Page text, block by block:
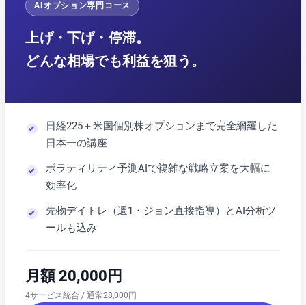
AIオプション専門コース
上げ・下げ・停滞。
どんな相場でも利益を狙う。
日経225＋米国個別株オプションまで完全網羅した
日本一の講座
ボラティリティ予測AIで複雑な戦略立案を大幅に
効率化
先物デイトレ（週1・ジョン直接指導）とAI分析ツ
ールも込み
月額 20,000円
4サービス統合 / 通常28,000円